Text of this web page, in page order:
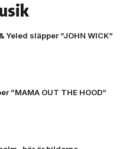
Yeled släpper ”JOHN WICK”
”MAMA OUT THE HOOD”